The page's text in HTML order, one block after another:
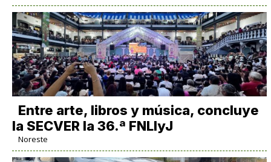
Entre arte, libros y música, concluye
la SECVER la 36.ª FNLIyJ
Noreste